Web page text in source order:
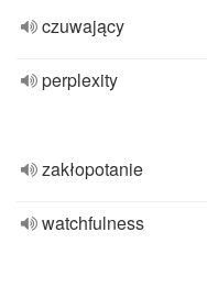
czuwający
perplexity
zakłopotanie
watchfulness